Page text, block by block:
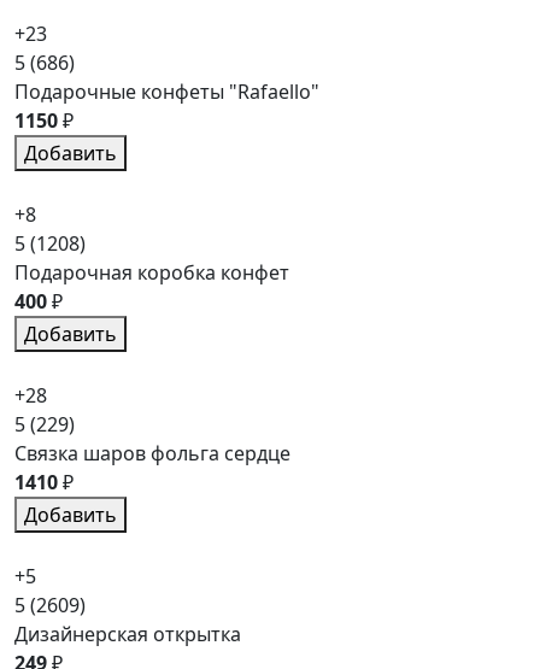
+23
5(686)
Подарочные конфеты "Rafaello"
1150₽
Добавить
+8
5(1208)
Подарочная коробка конфет
400₽
Добавить
+28
5(229)
Связка шаров фольга сердце
1410₽
Добавить
+5
5(2609)
Дизайнерская открытка
249₽